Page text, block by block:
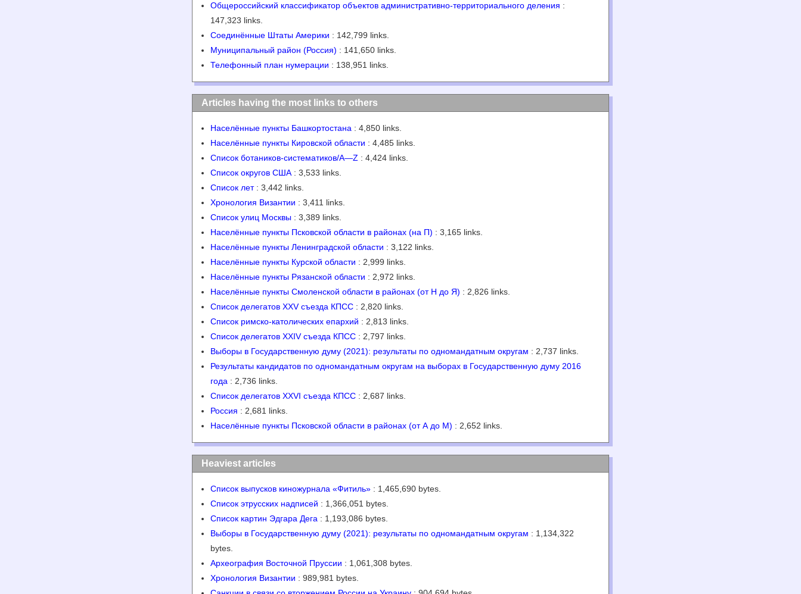
Общероссийский классификатор объектов административно-территориального деления :
147,323 links.
Соединённые Штаты Америки : 142,799 links.
Муниципальный район (Россия) : 141,650 links.
Телефонный план нумерации : 138,951 links.
Articles having the most links to others
Населённые пункты Башкортостана : 4,850 links.
Населённые пункты Кировской области : 4,485 links.
Список ботаников-систематиков/A—Z : 4,424 links.
Список округов США : 3,533 links.
Список лет: 3,442 links.
Хронология Византии : 3,411 links.
Список улиц Москвы : 3,389 links.
Населённые пункты Псковской области в районах (на П) : 3,165 links.
Населённые пункты Ленинградской области : 3,122 links.
Населённые пункты Курской области : 2,999 links.
Населённые пункты Рязанской области : 2,972 links.
Населённые пункты Смоленской области в районах (от Н до Я) : 2,826 links.
Список делегатов XXV съезда КПСС : 2,820 links.
Список римско-католических епархий : 2,813 links.
Список делегатов XXIV съезда КПСС : 2,797 links.
Выборы в Государственную думу (2021): результаты по одномандатным округам : 2,737 links.
Результаты кандидатов по одномандатным округам на выборах в Государственную думу 2016
года : 2,736 links.
Список делегатов XXVI съезда КПСС : 2,687 links.
Россия : 2,681 links.
Населённые пункты Псковской области в районах (от А до М) : 2,652 links.
Heaviest articles
Список выпусков киножурнала «Фитиль» : 1,465,690 bytes.
Список этрусских надписей : 1,366,051 bytes.
Список картин Эдгара Дега : 1,193,086 bytes.
Выборы в Государственную думу (2021): результаты по одномандатным округам : 1,134,322
bytes.
Археография Восточной Пруссии : 1,061,308 bytes.
Хронология Византии : 989,981 bytes.